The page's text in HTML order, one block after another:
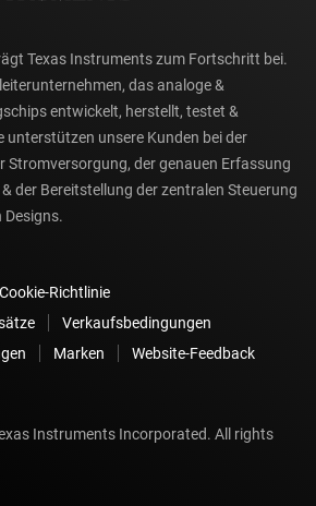
Texas Instruments zum Fortschritt bei.
das analoge &
entwickelt, herstellt, testet &
unterstützen unsere Kunden bei der
Stromversorgung, der genauen Erfassung
der Bereitstellung der zentralen Steuerung
Cookie-Richtlinie
Verkaufsbedingungen
Marken
Website-Feedback
Instruments Incorporated. All rights